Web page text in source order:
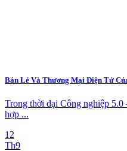
Bán Lẻ Và Thương Mại Điện Tử
Trong thời đại Công nghiệp
hợp ...
12
Th9